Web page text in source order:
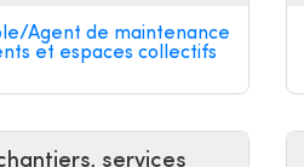
Agent de maintenance
et espaces collectifs
services